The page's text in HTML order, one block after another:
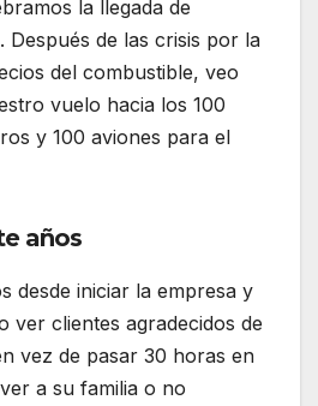
la llegada de
Después de las crisis por la
del combustible, veo
vuelo hacia los 100
y 100 aviones para el
años
desde iniciar la empresa y
ver clientes agradecidos de
vez de pasar 30 horas en
a su familia o no